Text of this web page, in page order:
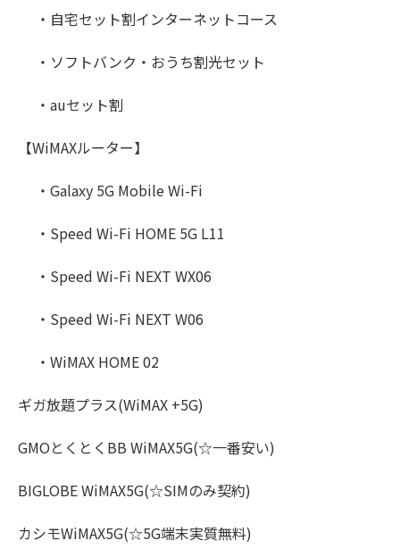
・自宅セット割インターネットコース
・ソフトバンク・おうち割光セット
・auセット割
【WiMAXルーター】
・Galaxy 5G Mobile Wi-Fi
・Speed Wi-Fi HOME 5G L11
・Speed Wi-Fi NEXT WX06
・Speed Wi-Fi NEXT W06
・WiMAX HOME 02
ギガ放題プラス(WiMAX +5G)
GMOとくとくBB WiMAX5G(☆一番安い)
BIGLOBE WiMAX5G(☆SIMのみ契約)
カシモWiMAX5G(☆5G端末実質無料)